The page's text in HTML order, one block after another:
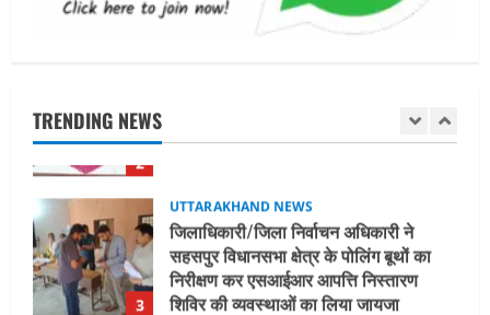
TRENDING NEWS
August 7, 2026
2
3
जिलाधिकारी/जिला निर्वाचन अधिकारी ने
सहसपुर विधानसभा क्षेत्र के पोलिंग बूथों का
निरीक्षण कर एसआईआर आपत्ति निस्तारण
शिविर की व्यवस्थाओं का लिया जायजा
August 6, 2026